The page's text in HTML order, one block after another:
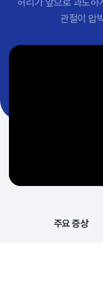
허리가 앞으로 과도하
관절이 압
주요 증상